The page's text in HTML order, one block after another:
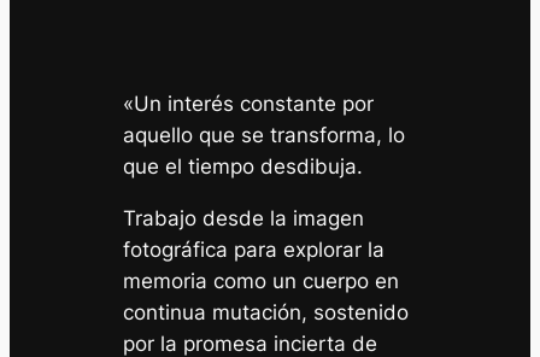
«Un interés constante por
aquello que se transforma, lo
que el tiempo desdibuja.
Trabajo desde la imagen
fotográfica para explorar la
memoria como un cuerpo en
continua mutación, sostenido
por la promesa incierta de